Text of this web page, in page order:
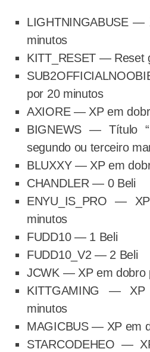
LIGHTNINGABUSE
minutos
KITT_RESET — Reset
por 20 minutos
AXIORE — XP em
BIGNEWS — Título
segundo ou terceiro
BLUXXY — XP em
CHANDLER — 0 Beli
ENYU_IS_PRO —
minutos
FUDD10 — 1 Beli
FUDD10_V2 — 2 Beli
JCWK — XP em dobro
KITTGAMING —
minutos
MAGICBUS — XP em
STARCODEHEO —